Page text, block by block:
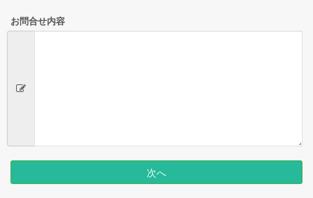
お問合せ内容
次へ